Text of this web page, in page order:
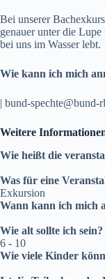
Bei unserer
genauer unter die
bei uns im Wasser lebt.
Wie kann ich mich
| bund-spechte@bund-
Weitere
Wie heißt die
Was für eine
Exkursion
Wann kann ich mich
Wie alt sollte ich sein?
6 - 10
Wie viele Kinder